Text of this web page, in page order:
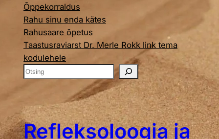
Õppekorraldus
Rahu sinu enda kätes
Rahusaare õpetus
Taastusraviarst Dr. Merle Rokk link tema
kodulehele
O
i
n
g
Refleksoloogia ja